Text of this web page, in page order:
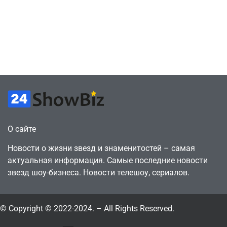
О сайте
Новости о жизни звезд и знаменитостей – самая
актуальная информация. Самые последние новости
звезд шоу-бизнеса. Новости телешоу, сериалов.
© Copyright © 2022-2024. – All Rights Reserved.